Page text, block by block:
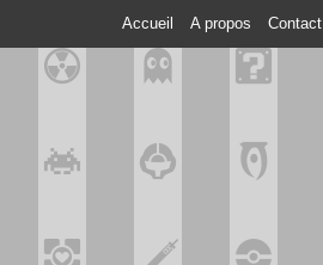
Accueil A propos Contact